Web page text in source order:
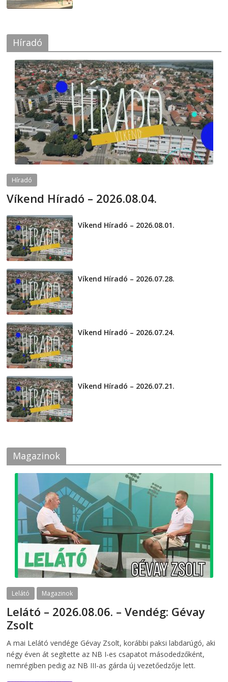
Híradó
Híradó
Víkend Híradó – 2026.08.04.
Víkend Híradó – 2026.08.01.
Víkend Híradó – 2026.07.28.
Víkend Híradó – 2026.07.24.
Víkend Híradó – 2026.07.21.
Magazinok
Lelátó Magazinok
Lelátó – 2026.08.06. – Vendég: Gévay
Zsolt
A mai Lelátó vendége Gévay Zsolt, korábbi paksi labdarúgó, aki
négy éven át segítette az NB I-es csapatot másodedzőként,
nemrégiben pedig az NB III-as gárda új vezetőedzője lett.